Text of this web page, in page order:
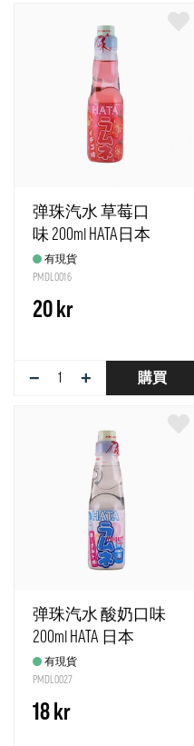
弹珠汽水 草莓口
味 200ml HATA日本
有現貨
PMDL0016
20 kr
− + 購買
弹珠汽水 酸奶口味
200ml HATA 日本
有現貨
PMDL0027
18 kr